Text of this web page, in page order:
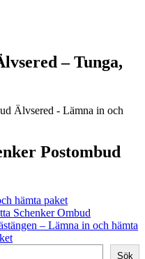
– Tunga,
Postombud
hämta paket
Schenker Ombud
– Lämna in och hämta
Sök